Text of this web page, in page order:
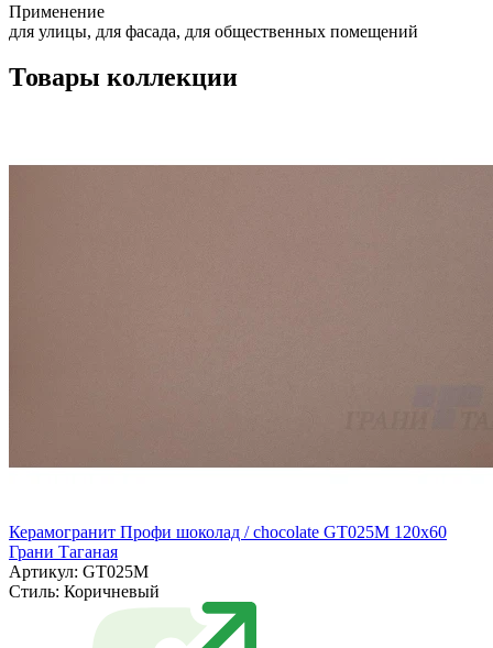
Применение
для улицы, для фасада, для общественных помещений
Товары коллекции
Керамогранит Профи шоколад / chocolate GT025M 120х60
Грани Таганая
Артикул: GT025M
Стиль: Коричневый